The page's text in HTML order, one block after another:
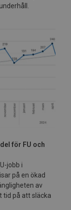
för FU och
jobb i
på en ökad
av
tid på att släcka